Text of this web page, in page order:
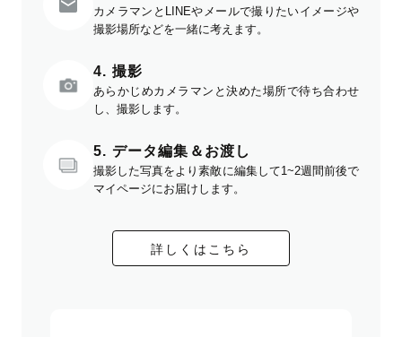
カメラマンとLINEやメールで撮りたいイメージや
撮影場所などを一緒に考えます。
4. 撮影
あらかじめカメラマンと決めた場所で待ち合わせ
し、撮影します。
5. データ編集＆お渡し
撮影した写真をより素敵に編集して1~2週間前後で
マイページにお届けします。
詳しくはこちら